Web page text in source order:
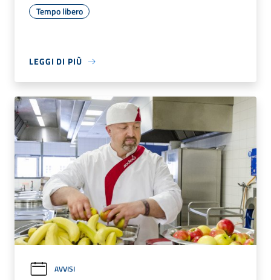
Tempo libero
LEGGI DI PIÙ
AVVISI